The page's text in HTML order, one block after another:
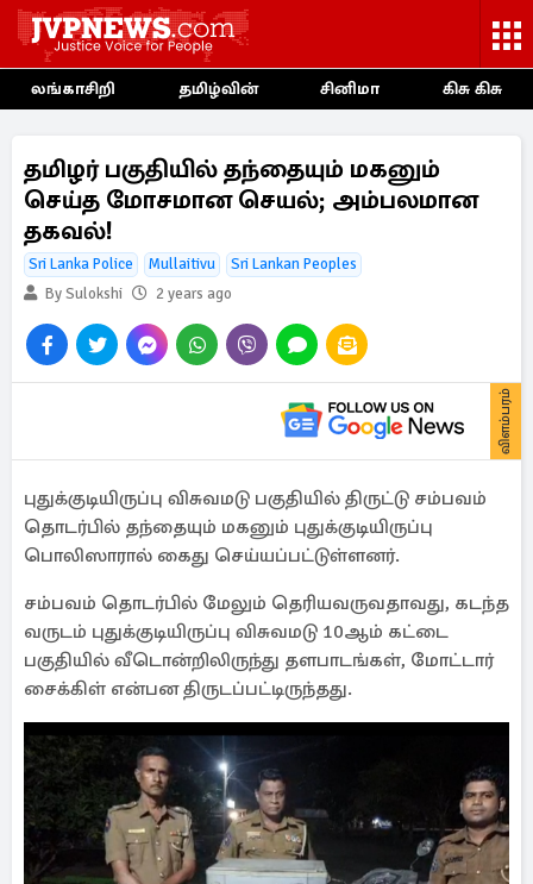
லங்காசிறி தமிழ்வின் சினிமா கிசு கிசு
தமிழர் பகுதியில் தந்தையும் மகனும்
செய்த மோசமான செயல்; அம்பலமான
தகவல்!
Sri Lanka Police Mullaitivu
Sri Lankan Peoples
By Sulokshi
2 years ago
விளம்பரம்
புதுக்குடியிருப்பு விசுவமடு பகுதியில் திருட்டு சம்பவம்
தொடர்பில் தந்தையும் மகனும் புதுக்குடியிருப்பு
பொலிஸாரால் கைது செய்யப்பட்டுள்ளனர்.
சம்பவம் தொடர்பில் மேலும் தெரியவருவதாவது, கடந்த
வருடம் புதுக்குடியிருப்பு விசுவமடு 10ஆம் கட்டை
பகுதியில் வீடொன்றிலிருந்து தளபாடங்கள், மோட்டார்
சைக்கிள் என்பன திருடப்பட்டிருந்தது.